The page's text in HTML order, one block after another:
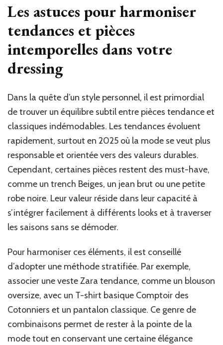
Les astuces pour harmoniser
tendances et pièces
intemporelles dans votre
dressing
Dans la quête d’un style personnel, il est primordial
de trouver un équilibre subtil entre pièces tendance et
classiques indémodables. Les tendances évoluent
rapidement, surtout en 2025 où la mode se veut plus
responsable et orientée vers des valeurs durables.
Cependant, certaines pièces restent des must-have,
comme un trench Beiges, un jean brut ou une petite
robe noire. Leur valeur réside dans leur capacité à
s’intégrer facilement à différents looks et à traverser
les saisons sans se démoder.
Pour harmoniser ces éléments, il est conseillé
d’adopter une méthode stratifiée. Par exemple,
associer une veste Zara tendance, comme un blouson
oversize, avec un T-shirt basique Comptoir des
Cotonniers et un pantalon classique. Ce genre de
combinaisons permet de rester à la pointe de la
mode tout en conservant une certaine élégance